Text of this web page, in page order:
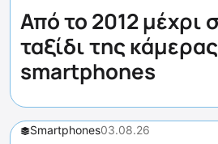
Από το 2012 μέχρι
ταξίδι της
smartphones
Smartphones03.08.26